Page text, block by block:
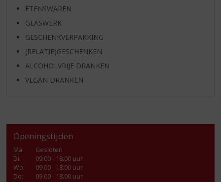
ETENSWAREN
GLASWERK
GESCHENKVERPAKKING
(RELATIE)GESCHENKEN
ALCOHOLVRIJE DRANKEN
VEGAN DRANKEN
Openingstijden
Ma:
Gesloten
Di:
09.00 - 18.00 uur
Wo:
09.00 - 18.00 uur
Do:
09.00 - 18.00 uur